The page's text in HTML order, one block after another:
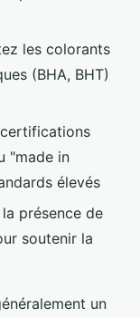
les colorants
(BHA, BHT)
"made in
élevés
présence de
soutenir la
un